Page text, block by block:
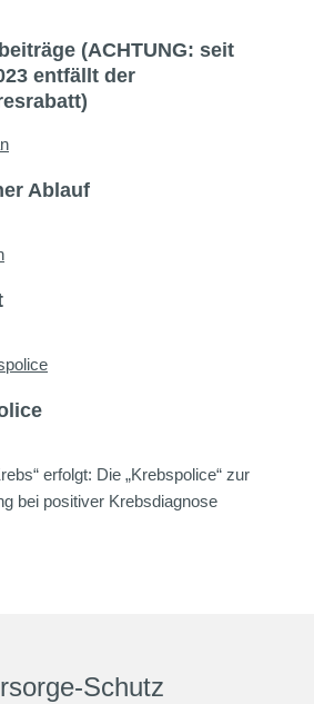
(ACHTUNG: seit
entfällt der
Ablauf
erfolgt: Die „Krebspolice“ zur
bei positiver Krebsdiagnose
Schutz